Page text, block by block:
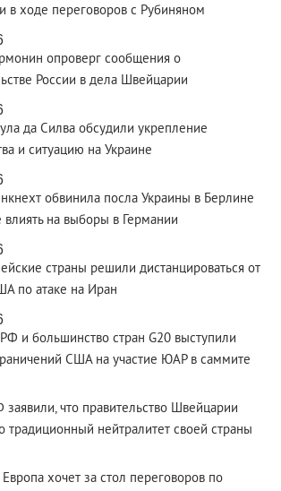
в ходе переговоров с Рубиняном
опроверг сообщения о
России в дела Швейцарии
да Силва обсудили укрепление
и ситуацию на Украине
обвинила посла Украины в Берлине
влиять на выборы в Германии
страны решили дистанцироваться от
по атаке на Иран
и большинство стран G20 выступили
США на участие ЮАР в саммите
что правительство Швейцарии
традиционный нейтралитет своей страны
хочет за стол переговоров по